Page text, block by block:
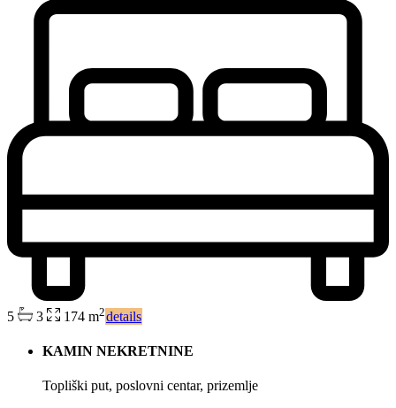
5 3 174 m2details
KAMIN NEKRETNINE
Topliški put, poslovni centar, prizemlje